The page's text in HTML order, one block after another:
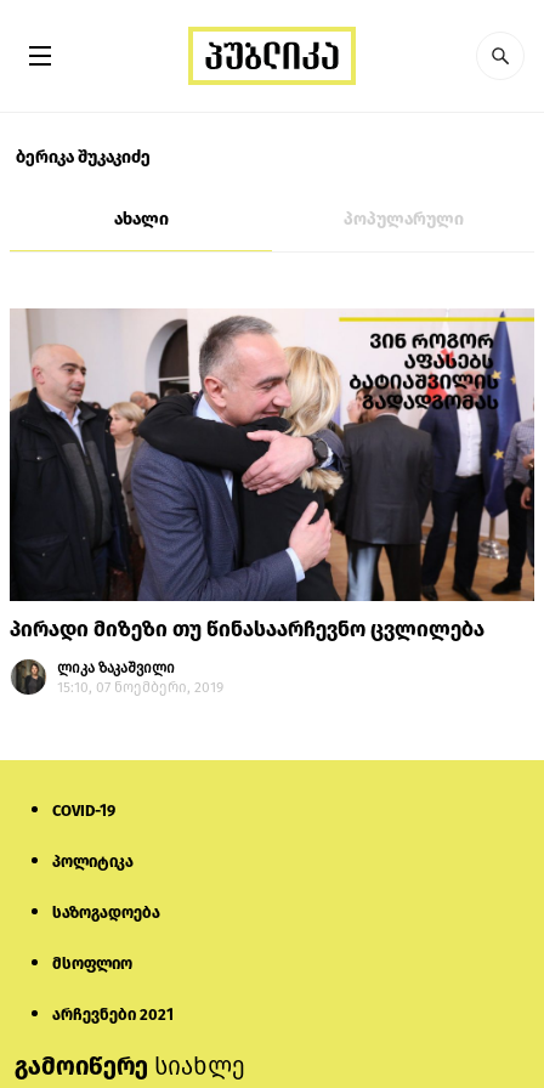
ბერიკა შუკაკიძე
ახალი პოპულარული
პირადი მიზეზი თუ წინასაარჩევნო ცვლილება
ლიკა ზაკაშვილი
15:10, 07 ნოემბერი, 2019
COVID-19
პოლიტიკა
საზოგადოება
მსოფლიო
არჩევნები 2021
გამოიწერე სიახლე